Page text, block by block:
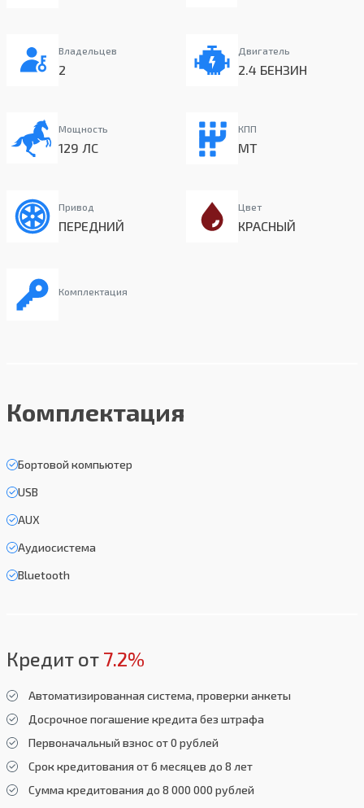
Владельцев
2
Двигатель
2.4 БЕНЗИН
Мощность
129 ЛС
КПП
MT
Привод
ПЕРЕДНИЙ
Цвет
КРАСНЫЙ
Комплектация
Комплектация
Бортовой компьютер
USB
AUX
Аудиосистема
Bluetooth
Кредит от 7.2%
Автоматизированная система, проверки анкеты
Досрочное погашение кредита без штрафа
Первоначальный взнос от 0 рублей
Срок кредитования от 6 месяцев до 8 лет
Сумма кредитования до 8 000 000 рублей